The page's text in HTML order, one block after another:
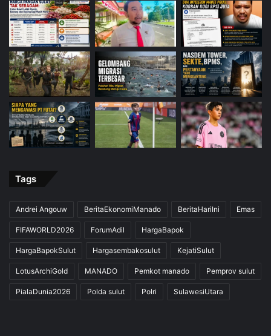
Tags
Andrei Angouw BeritaEkonomiManado BeritaHariIni Emas
FIFAWORLD2026 ForumAdil HargaBapok
HargaBapokSulut Hargasembakosulut KejatiSulut
LotusArchiGold MANADO Pemkot manado Pemprov sulut
PialaDunia2026 Polda sulut Polri SulawesiUtara